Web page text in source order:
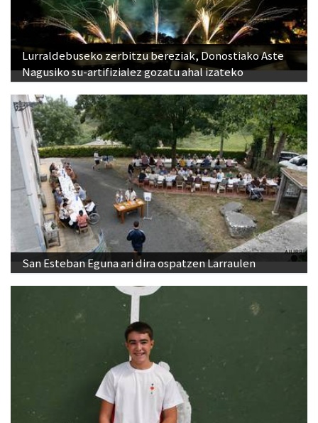
Lurraldebuseko zerbitzu bereziak, Donostiako Aste
Nagusiko su-artifizialez gozatu ahal izateko
San Esteban Eguna ari dira ospatzen Larraulen